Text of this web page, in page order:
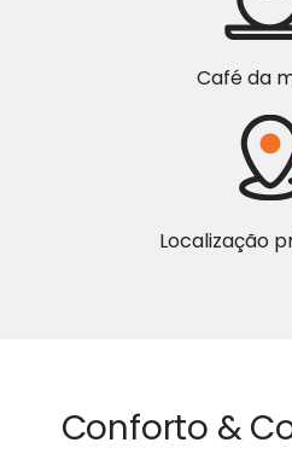
Café da
Localização
Conforto &